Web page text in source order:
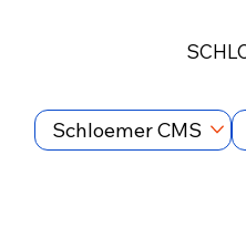
Schloemer CMS